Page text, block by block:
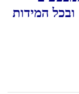
ובכל המידות